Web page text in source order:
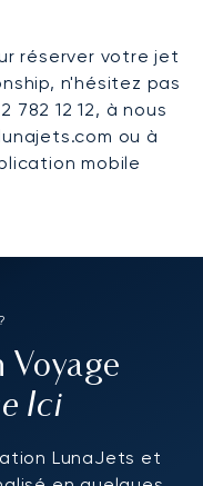
réserver votre jet
n'hésitez pas
782 12 12, à nous
ou à
mobile
Voyage
Ici
LunaJets et